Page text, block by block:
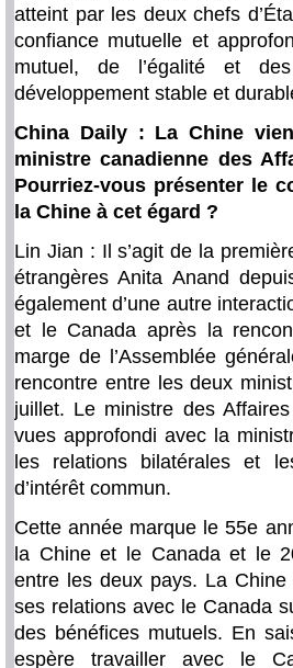
atteint par les deux chefs
confiance mutuelle et
mutuel, de l’égalité et
développement stable et
China Daily : La Chine
ministre canadienne des
Pourriez-vous présenter le
la Chine à cet égard ?
Lin Jian : Il s’agit de la
étrangères Anita Anand
également d’une autre
et le Canada après la
marge de l’Assemblée
rencontre entre les deux
juillet. Le ministre des
vues approfondi avec la
les relations bilatérales et
d’intérêt commun.
Cette année marque le 55e
la Chine et le Canada et le
entre les deux pays. La
ses relations avec le Canada
des bénéfices mutuels. En
espère travailler avec le